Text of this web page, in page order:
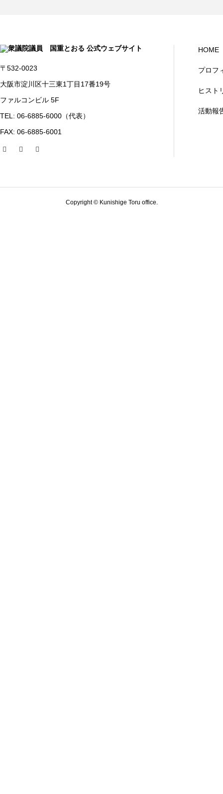
〒532-0023
大阪市淀川区十三東1丁目17番19号
ファルコンビル 5F
TEL: 06-6885-6000（代表）
FAX: 06-6885-6001
HOME
プロフ
ヒスト
活動報
Copyright © Kunishige Toru office.